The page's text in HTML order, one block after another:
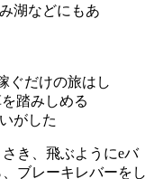
湖などにもあ
ぐだけの旅はし
踏みしめる
がした
き、飛ぶようにeバ
ブレーキレバーをし